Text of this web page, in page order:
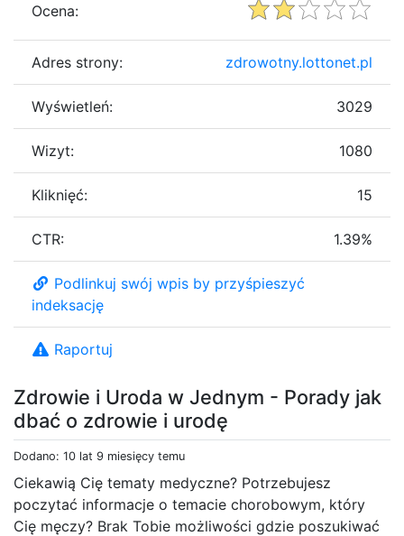
Zdrowie i Uroda w Jednym - Porady jak
dbać o zdrowie i urodę
Dodano: 10 lat 9 miesięcy temu
Ciekawią Cię tematy medyczne? Potrzebujesz
poczytać informacje o temacie chorobowym, który
Cię męczy? Brak Tobie możliwości gdzie poszukiwać
Ocena:
Adres strony: zdrowotny.lottonet.pl
Wyświetleń: 3029
Wizyt: 1080
Kliknięć: 15
CTR: 1.39%
Podlinkuj swój wpis by przyśpieszyć
indeksację
Raportuj